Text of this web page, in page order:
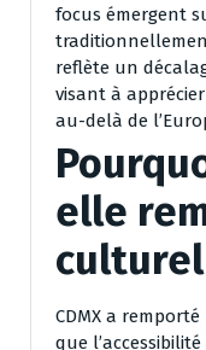
focus émergent
reflète un
visant à
au-delà de
elle
culturel
CDMX a
que